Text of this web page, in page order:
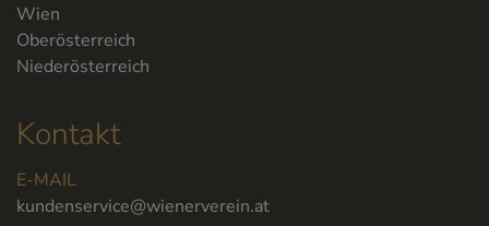
Kontakt
E-MAIL
kundenservice@wienerverein.at
Wien
Oberösterreich
Niederösterreich